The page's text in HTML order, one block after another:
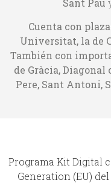
Sant Pau
Cuenta con
Universitat, la de
También con
de Gràcia, Diagonal
Pere, Sant Antoni,
Programa Kit Digital
Generation (EU)